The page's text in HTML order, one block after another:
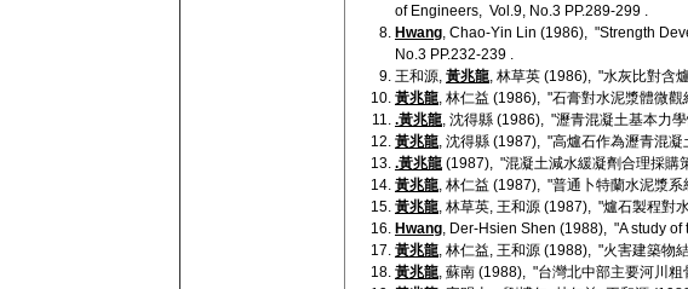
of Engineers, Vol.9, No.3 PP.289-299 .
Hwang, Chao-Yin Lin (1986), "Strength
No.3 PP.232-239 .
王和源, 黃兆龍, 林草英 (1986), "水灰比對含
黃兆龍, 林仁益 (1986), "石膏對水泥漿體微
.黃兆龍, 沈得縣 (1986), "瀝青混凝土基本力
黃兆龍, 沈得縣 (1987), "高爐石作為瀝青混
.黃兆龍 (1987), "混凝土減水緩凝劑合理採購
黃兆龍, 林仁益 (1987), "普通卜特蘭水泥漿
黃兆龍, 林草英, 王和源 (1987), "爐石製程對
Hwang, Der-Hsien Shen (1988), "A study
黃兆龍, 林仁益, 王和源 (1988), "火害建築物
黃兆龍, 蘇南 (1988), "台灣北中部主要河川